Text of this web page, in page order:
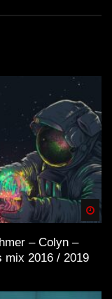
– Colyn –
mix 2016 / 2019